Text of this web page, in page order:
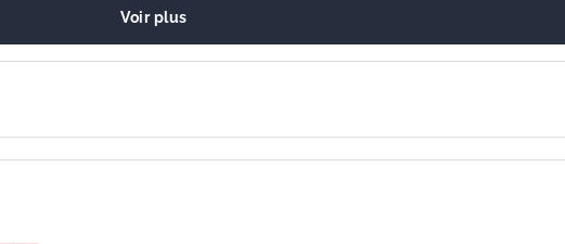
facilité d'allumage des matériaux et des produits
2007
Voir plus